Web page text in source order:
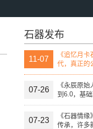
石器发布
11-07
《追忆月
代，真正的
团战线上活
宠物进化变
07-26
《永辰原
到6.0，基
特殊技能。
07-23
《石器情
传承，许多